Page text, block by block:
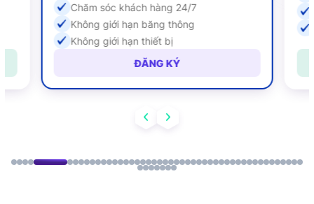
Chăm sóc khách hàng 24/7
Không giới hạn băng thông
Không giới hạn thiết bị
ĐĂNG KÝ